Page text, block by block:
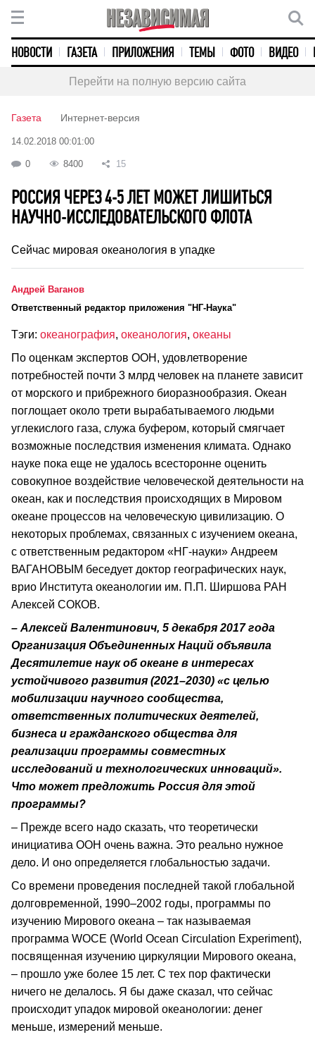
НОВОСТИ ГАЗЕТА ПРИЛОЖЕНИЯ ТЕМЫ ФОТО ВИДЕО
Перейти на полную версию сайта
Газета Интернет-версия
14.02.2018 00:01:00
0 8400 15
РОССИЯ ЧЕРЕЗ 4-5 ЛЕТ МОЖЕТ ЛИШИТЬСЯ
НАУЧНО-ИССЛЕДОВАТЕЛЬСКОГО ФЛОТА
Сейчас мировая океанология в упадке
Андрей Ваганов
Ответственный редактор приложения "НГ-Наука"
Тэги: океанография, океанология, океаны
По оценкам экспертов ООН, удовлетворение
потребностей почти 3 млрд человек на планете зависит
от морского и прибрежного биоразнообразия. Океан
поглощает около трети вырабатываемого людьми
углекислого газа, служа буфером, который смягчает
возможные последствия изменения климата. Однако
науке пока еще не удалось всесторонне оценить
совокупное воздействие человеческой деятельности на
океан, как и последствия происходящих в Мировом
океане процессов на человеческую цивилизацию. О
некоторых проблемах, связанных с изучением океана,
с ответственным редактором «НГ-науки» Андреем
ВАГАНОВЫМ беседует доктор географических наук,
врио Института океанологии им. П.П. Ширшова РАН
Алексей СОКОВ.
– Алексей Валентинович, 5 декабря 2017 года
Организация Объединенных Наций объявила
Десятилетие наук об океане в интересах
устойчивого развития (2021–2030) «с целью
мобилизации научного сообщества,
ответственных политических деятелей,
бизнеса и гражданского общества для
реализации программы совместных
исследований и технологических инноваций».
Что может предложить Россия для этой
программы?
– Прежде всего надо сказать, что теоретически
инициатива ООН очень важна. Это реально нужное
дело. И оно определяется глобальностью задачи.
Со времени проведения последней такой глобальной
долговременной, 1990–2002 годы, программы по
изучению Мирового океана – так называемая
программа WOCE (World Ocean Circulation Experiment),
посвященная изучению циркуляции Мирового океана,
– прошло уже более 15 лет. С тех пор фактически
ничего не делалось. Я бы даже сказал, что сейчас
происходит упадок мировой океанологии: денег
меньше, измерений меньше.